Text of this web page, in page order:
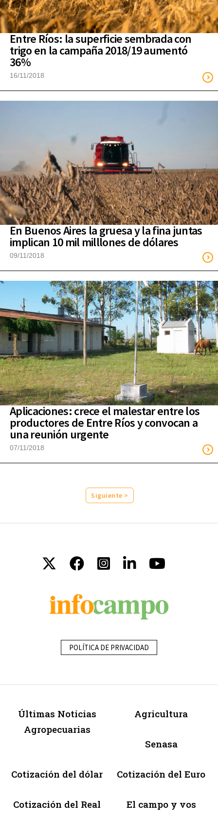
Entre Ríos: la superficie sembrada con
trigo en la campaña 2018/19 aumentó
36%
16/11/2018
En Buenos Aires la gruesa y la fina juntas
implican 10 mil milllones de dólares
09/11/2018
Aplicaciones: crece el malestar entre los
productores de Entre Ríos y convocan a
una reunión urgente
07/11/2018
Siguiente >
POLÍTICA DE PRIVACIDAD
Últimas Noticias
Agropecuarias
Agricultura
Senasa
Cotización del dólar Cotización del Euro
Cotización del Real El campo y vos